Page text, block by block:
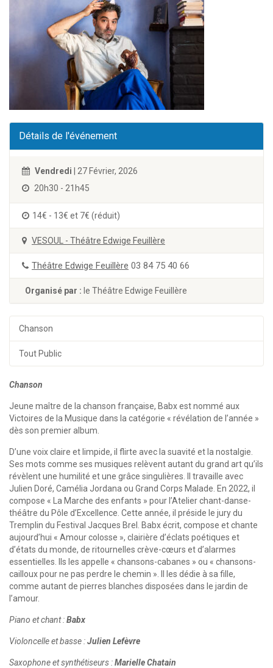
Détails de l'événement
Vendredi | 27 Février, 2026
20h30 - 21h45
14€ - 13€ et 7€ (réduit)
VESOUL - Théâtre Edwige Feuillère
Théâtre Edwige Feuillère 03 84 75 40 66
Organisé par : le Théâtre Edwige Feuillère
Chanson
Tout Public
Chanson
Jeune maître de la chanson française, Babx est nommé aux
Victoires de la Musique dans la catégorie « révélation de l’année »
dès son premier album.
D’une voix claire et limpide, il flirte avec la suavité et la nostalgie.
Ses mots comme ses musiques relèvent autant du grand art qu’ils
révèlent une humilité et une grâce singulières. Il travaille avec
Julien Doré, Camélia Jordana ou Grand Corps Malade. En 2022, il
compose « La Marche des enfants » pour l’Atelier chant-danse-
théâtre du Pôle d’Excellence. Cette année, il préside le jury du
Tremplin du Festival Jacques Brel. Babx écrit, compose et chante
aujourd’hui « Amour colosse », clairière d’éclats poétiques et
d’états du monde, de ritournelles crève-cœurs et d’alarmes
essentielles. Ils les appelle « chansons-cabanes » ou « chansons-
cailloux pour ne pas perdre le chemin ». Il les dédie à sa fille,
comme autant de pierres blanches disposées dans le jardin de
l’amour.
Piano et chant :Babx
Violoncelle et basse :Julien Lefèvre
Saxophone et synthétiseurs :Marielle Chatain